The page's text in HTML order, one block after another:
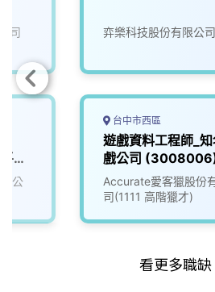
司
台
公
弈樂科技股份有限公司
台中市西區
遊戲資料工程師_
戲公司
Accurate愛客獵股份
司(1111 高階獵才)
看更多職缺